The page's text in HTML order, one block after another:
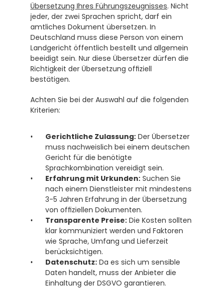
Übersetzung Ihres Führungszeugnisses. Nicht
jeder, der zwei Sprachen spricht, darf ein
amtliches Dokument übersetzen. In
Deutschland muss diese Person von einem
Landgericht öffentlich bestellt und allgemein
beeidigt sein. Nur diese Übersetzer dürfen die
Richtigkeit der Übersetzung offiziell
bestätigen.
Achten Sie bei der Auswahl auf die folgenden
Kriterien:
Gerichtliche Zulassung: Der Übersetzer
muss nachweislich bei einem deutschen
Gericht für die benötigte
Sprachkombination vereidigt sein.
Erfahrung mit Urkunden: Suchen Sie
nach einem Dienstleister mit mindestens
3-5 Jahren Erfahrung in der Übersetzung
von offiziellen Dokumenten.
Transparente Preise: Die Kosten sollten
klar kommuniziert werden und Faktoren
wie Sprache, Umfang und Lieferzeit
berücksichtigen.
Datenschutz: Da es sich um sensible
Daten handelt, muss der Anbieter die
Einhaltung der DSGVO garantieren.